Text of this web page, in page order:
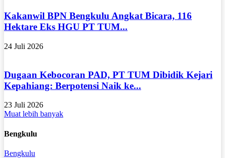
Kakanwil BPN Bengkulu Angkat Bicara, 116
Hektare Eks HGU PT TUM...
24 Juli 2026
Dugaan Kebocoran PAD, PT TUM Dibidik Kejari
Kepahiang: Berpotensi Naik ke...
23 Juli 2026
Muat lebih banyak
Bengkulu
Bengkulu